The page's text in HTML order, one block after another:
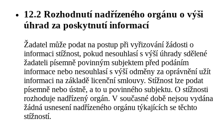
12.2 Rozhodnutí nadřízeného orgánu o výši
úhrad za poskytnutí informací
Žadatel může podat na postup při vyřizování žádosti o
informaci stížnost, pokud nesouhlasí s výší úhrady sdělené
žadateli písemně povinným subjektem před podáním
informace nebo nesouhlasí s výší odměny za oprávnění užít
informaci na základě licenční smlouvy. Stížnost lze podat
písemně nebo ústně, a to u povinného subjektu. O stížnosti
rozhoduje nadřízený orgán. V současné době nejsou vydána
žádná usnesení nadřízeného orgánu týkajících se těchto
stížností.